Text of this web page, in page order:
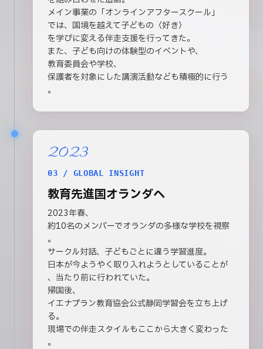
メイン事業の「オンラインアフタースクール」
では、国境を越えて子どもの〈好き〉
を学びに変える伴走支援を行ってきた。
また、子ども向けの体験型のイベントや、
教育委員会や学校、
保護者を対象にした講演活動なども積極的に行う
。
2023
03 / GLOBAL INSIGHT
教育先進国オランダへ
2023年春、
約10名のメンバーでオランダの多様な学校を視察
。
サークル対話、子どもごとに違う学習進度。
日本が今ようやく取り入れようとしていることが
、当たり前に行われていた。
帰国後、
イエナプラン教育協会公式静岡学習会を立ち上げ
る。
現場での伴走スタイルもここから大きく変わった
。